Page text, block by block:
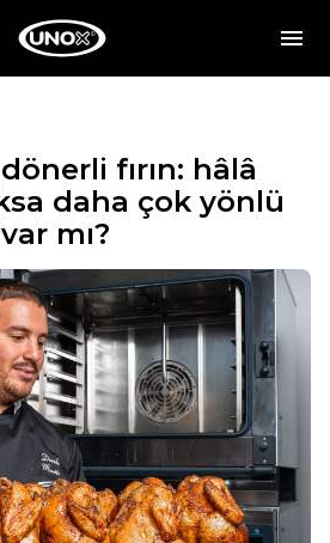
fırın: hâlâ
daha çok yönlü
mı?